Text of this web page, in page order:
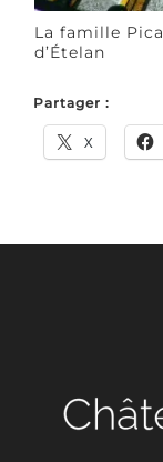
La famille
d’Ételan
Partager :
X